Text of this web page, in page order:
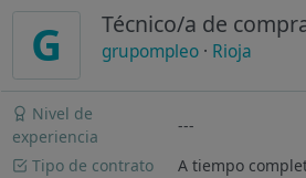
G Técnico/a de
grupompleo · Rioja
Nivel de
experiencia
---
Tipo de contrato
A tiempo